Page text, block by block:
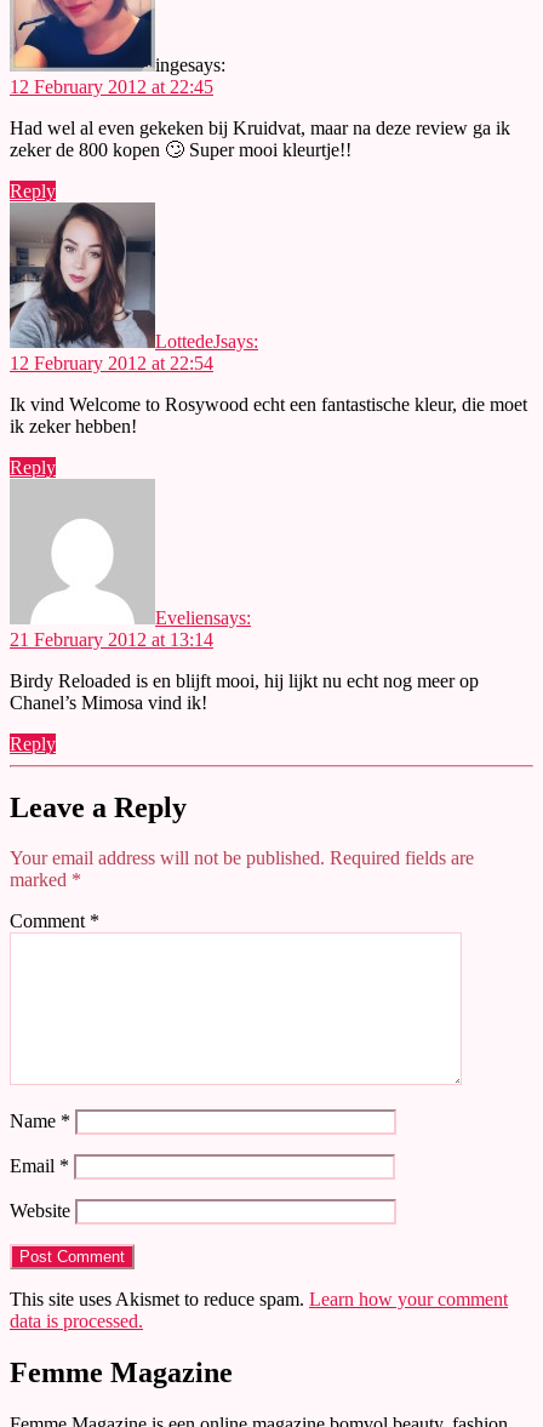
ingesays:
12 February 2012 at 22:45
Had wel al even gekeken bij Kruidvat, maar na deze review ga ik
zeker de 800 kopen 🙄 Super mooi kleurtje!!
Reply
LottedeJsays:
12 February 2012 at 22:54
Ik vind Welcome to Rosywood echt een fantastische kleur, die moet
ik zeker hebben!
Reply
Eveliensays:
21 February 2012 at 13:14
Birdy Reloaded is en blijft mooi, hij lijkt nu echt nog meer op
Chanel’s Mimosa vind ik!
Reply
Leave a Reply
Your email address will not be published. Required fields are
marked *
Comment *
Name *
Email *
Website
This site uses Akismet to reduce spam. Learn how your comment
data is processed.
Femme Magazine